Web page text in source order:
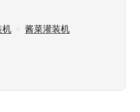
机
酱菜灌装机